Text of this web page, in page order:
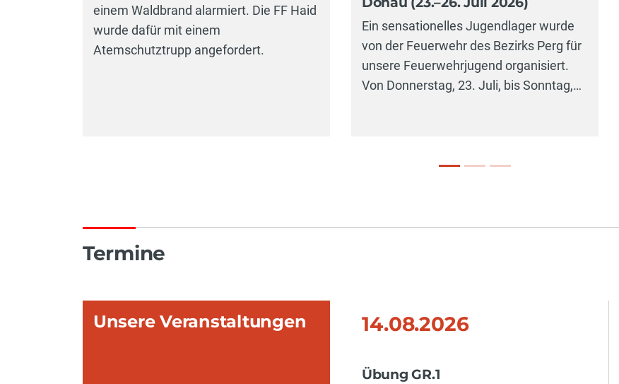
einem Waldbrand alarmiert. Die FF Haid
wurde dafür mit einem
Atemschutztrupp angefordert.
Ein sensationelles Jugendlager wurde
von der Feuerwehr des Bezirks Perg für
unsere Feuerwehrjugend organisiert.
Von Donnerstag, 23. Juli, bis Sonntag,…
Termine
Unsere Veranstaltungen 14.08.2026
Übung GR.1